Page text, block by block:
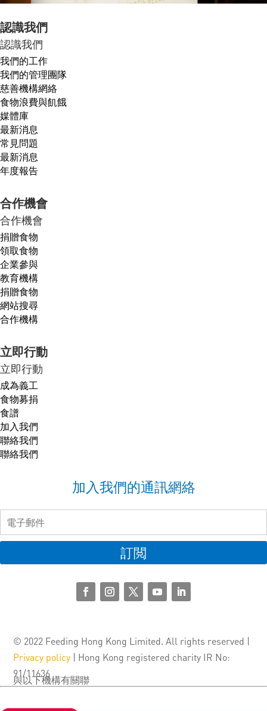
認識我們
認識我們
我們的工作
我們的管理團隊
慈善機構網絡
食物浪費與飢餓
媒體庫
最新消息
常見問題
最新消息
年度報告
合作機會
合作機會
捐贈食物
領取食物
企業參與
教育機構
捐贈食物
網站搜尋
合作機構
立即行動
立即行動
成為義工
食物募捐
食譜
加入我們
聯絡我們
聯絡我們
加入我們的通訊網絡
訂閲
© 2022 Feeding Hong Kong Limited. All rights reserved |
Privacy policy | Hong Kong registered charity IR No:
91/11636
與以下機構有關聯